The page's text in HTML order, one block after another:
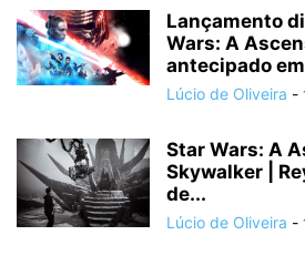
Lançamento
Wars: A
antecipado
Lúcio de Oliveira -
Star Wars: A
Skywalker |
de...
Lúcio de Oliveira -